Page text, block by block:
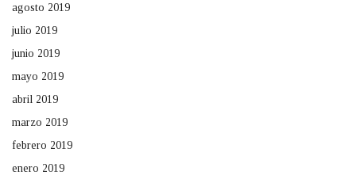
agosto 2019
julio 2019
junio 2019
mayo 2019
abril 2019
marzo 2019
febrero 2019
enero 2019